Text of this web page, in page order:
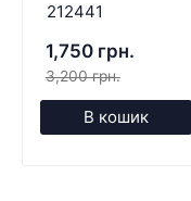
212441
1,750 грн.
3,200 грн.
В кошик